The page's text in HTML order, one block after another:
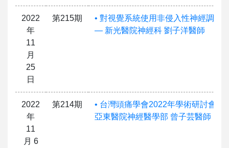
2022
年
11
月
25
日
第215期
• 對視覺系統使用非侵入性神經調節
— 新光醫院神經科 劉子洋醫師
2022
年
11
月 6
第214期
• 台灣頭痛學會2022年學術研討會
亞東醫院神經醫學部 曾子芸醫師